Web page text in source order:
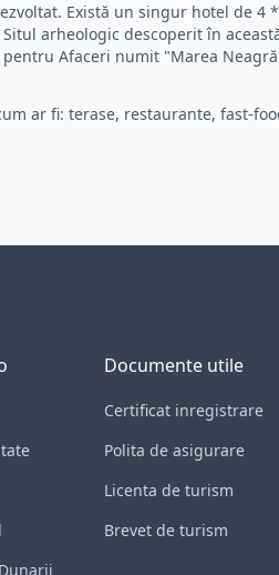
Există un singur hotel de
arheologic descoperit în
Afaceri numit "Marea
ar fi: terase, restaurante, fast-
Documente utile
Certificat inregistrare
Polita de asigurare
Licenta de turism
Brevet de turism